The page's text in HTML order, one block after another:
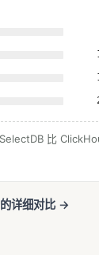
比
详细对比 →